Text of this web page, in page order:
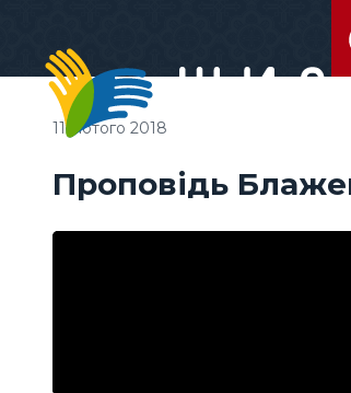
Проповідь
11 лютого 2018